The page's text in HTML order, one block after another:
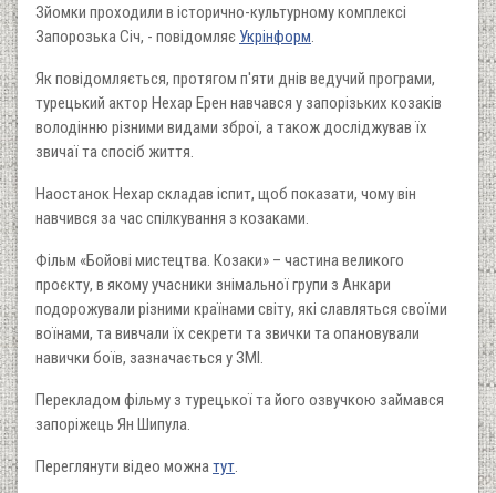
Зйомки проходили в історично-культурному комплексі
Запорозька Січ, - повідомляє Укрінформ.
Як повідомляється, протягом п'яти днів ведучий програми,
турецький актор Нехар Ерен навчався у запорізьких козаків
володінню різними видами зброї, а також досліджував їх
звичаї та спосіб життя.
Наостанок Нехар складав іспит, щоб показати, чому він
навчився за час спілкування з козаками.
Фільм «Бойові мистецтва. Козаки» – частина великого
проєкту, в якому учасники знімальної групи з Анкари
подорожували різними країнами світу, які славляться своїми
воїнами, та вивчали їх секрети та звички та опановували
навички боїв, зазначається у ЗМІ.
Перекладом фільму з турецької та його озвучкою займався
запоріжець Ян Шипула.
Переглянути відео можнатут.